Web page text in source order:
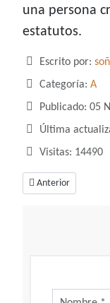
una persona
estatutos.
Detalles
Escrito por:
Categoría: A
Publicado: 05
Última
Visitas: 14490
Artículo anterior:
Anterior